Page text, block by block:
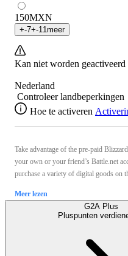
150MXN
+-7+-11 meer
Kan niet worden geactiveerd
Nederland
Controleer landbeperkingen
Hoe te activeren
Take advantage of the pre-paid
your own or your friend’s Battle.net
purchase a variety of digital goods on
Meer lezen
G2A Plus
Pluspunten